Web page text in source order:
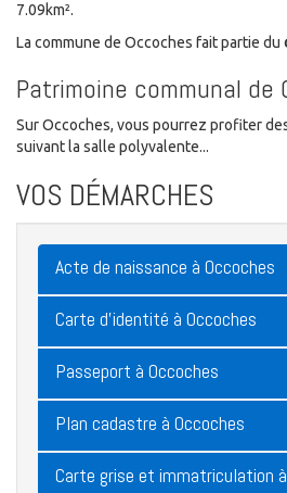
7.09km².
La commune de Occoches fait partie du
Patrimoine communal de
Sur Occoches, vous pourrez profiter
suivant la salle polyvalente...
VOS DÉMARCHES
Acte de naissance à Occoches
Carte d'identité à Occoches
Passeport à Occoches
Plan cadastre à Occoches
Carte grise et immatriculation